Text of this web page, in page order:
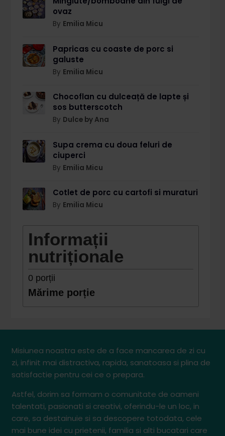
ovaz
By Emilia Micu
Papricas cu coaste de porc si
galuste
By Emilia Micu
Chocoflan cu dulceață de lapte și
sos butterscotch
By Dulce by Ana
Supa crema cu doua feluri de
ciuperci
By Emilia Micu
Cotlet de porc cu cartofi si muraturi
By Emilia Micu
Informații
nutriționale
0 porții
Mărime porție
Misiunea noastra este de a face mancarea de zi cu
zi, infinit mai distractiva, rapida, sanatoasa si plina de
satisfactie pentru cei ce o prepara.
Astfel, dorim sa formam o comunitate de oameni
talentati, pasionati si creativi, oferindu-le un loc, in
care, sa destainuie si sa descopere totodata, cele
mai bune idei cu prietenii, familia si alti bucatari care